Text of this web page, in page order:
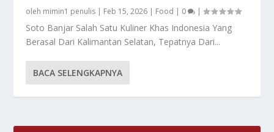
oleh mimin1 penulis | Feb 15, 2026 | Food | 0 |
Soto Banjar Salah Satu Kuliner Khas Indonesia Yang
Berasal Dari Kalimantan Selatan, Tepatnya Dari...
BACA SELENGKAPNYA